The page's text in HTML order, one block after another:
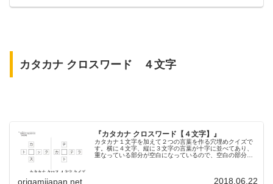
カタカナ クロスワード ４文字
『カタカナ クロスワード【４文字】』
カタカナ１文字を加えて２つの言葉を作る穴埋めクイズで
す。横に４文字、縦に３文字の言葉が十字に並べてあり、
重なっている部分が空白になっているので、空白の部分に
origamijapan.net 2018.06.22